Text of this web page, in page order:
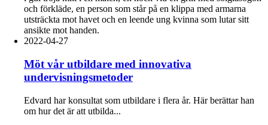
2022-04-27
Möt vår utbildare med innovativa
undervisningsmetoder
Edvard har konsultat som utbildare i flera år. Här berättar han
om hur det är att utbilda...